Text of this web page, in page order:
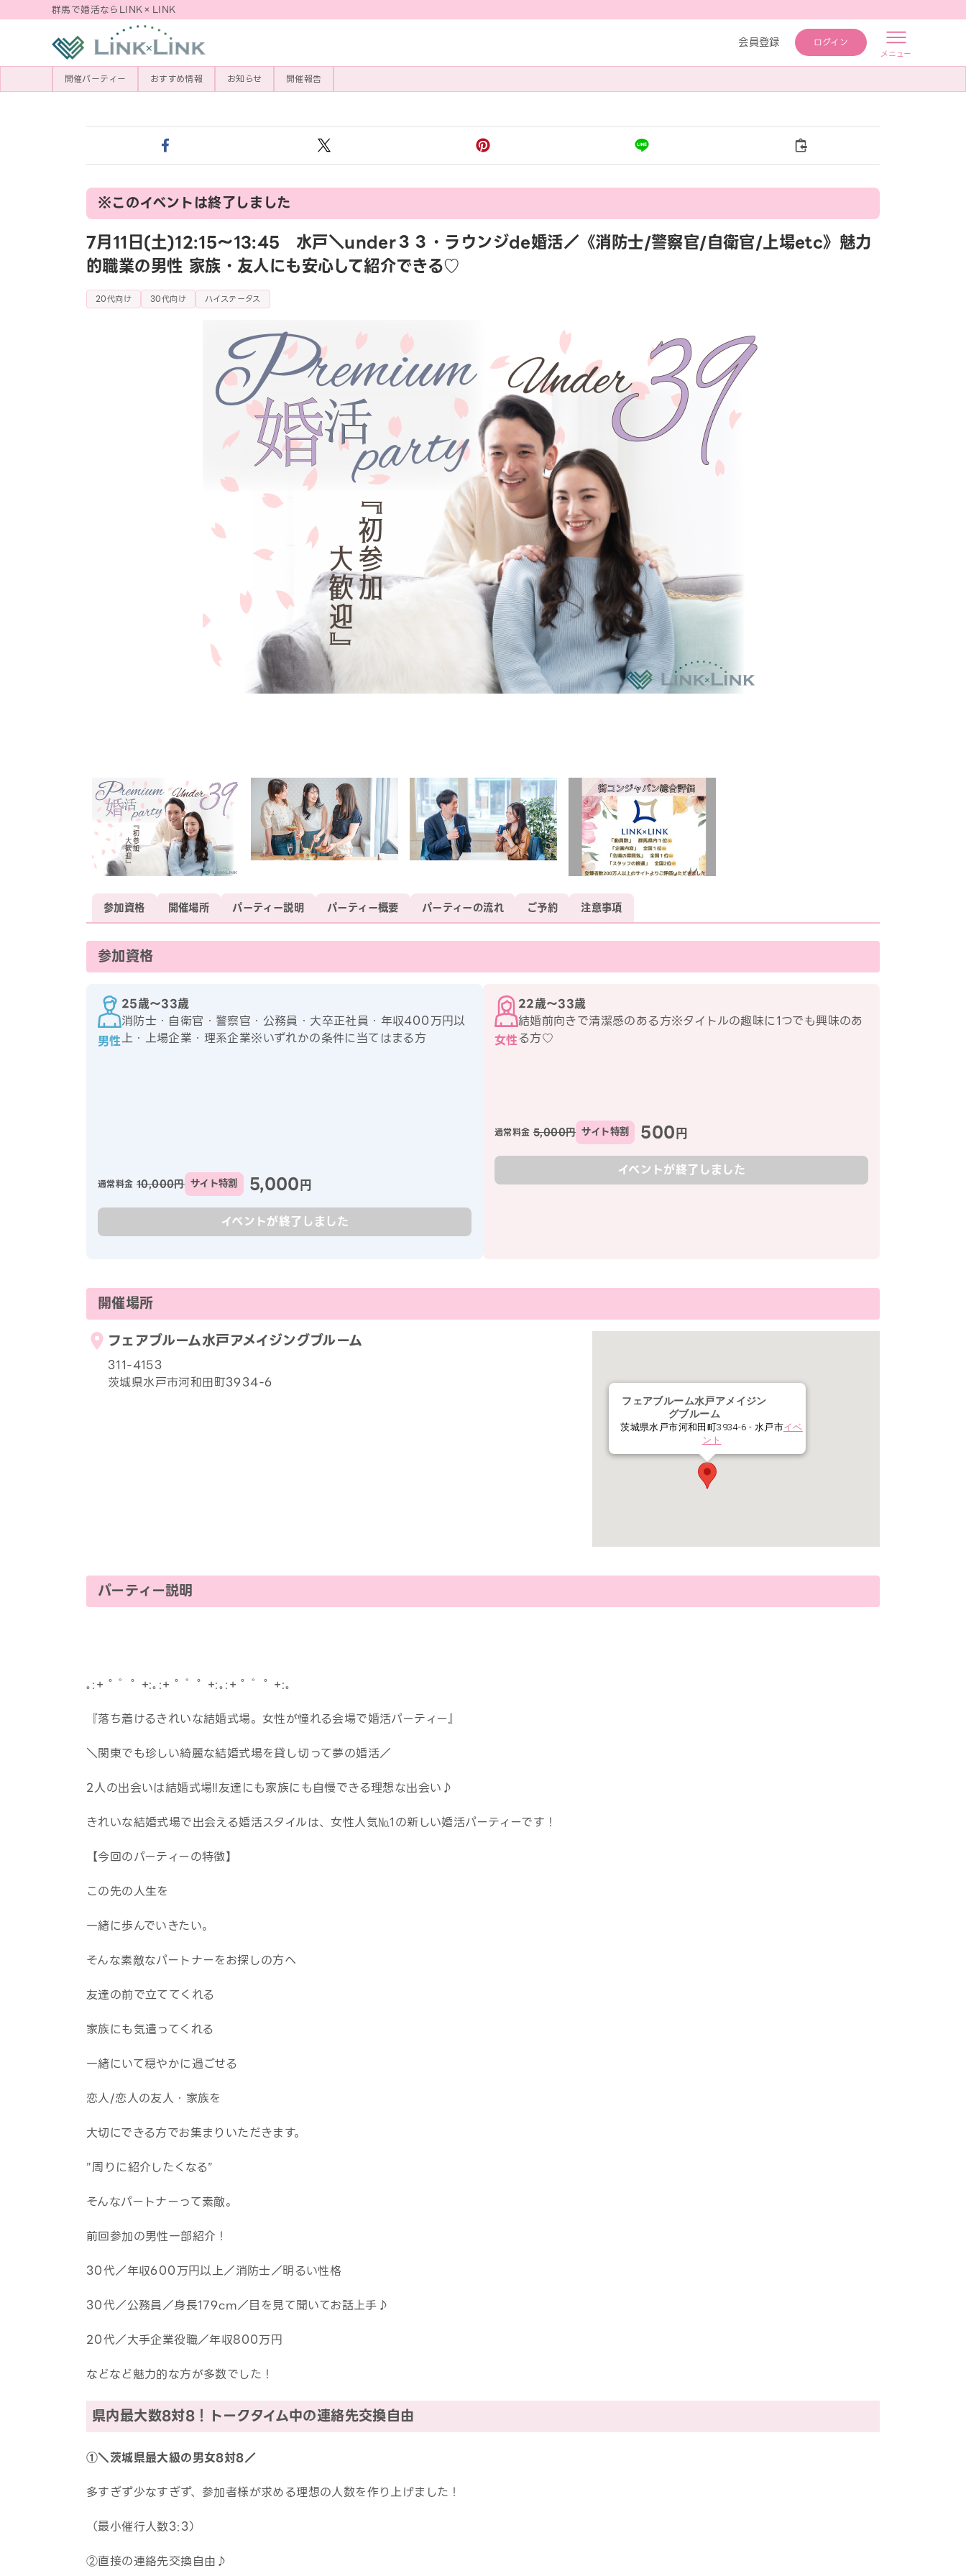
群馬で婚活ならLINK×LINK
メニュー
会員登録 ログイン
開催パーティー おすすめ情報 お知らせ 開催報告
※このイベントは終了しました
7月11日(土)12:15〜13:45 水戸＼under３３・ラウンジde婚活／《消防士/警察官/自衛官/上場etc》魅力
的職業の男性 家族・友人にも安心して紹介できる♡
20代向け 30代向け ハイステータス
参加資格 開催場所 パーティー説明 パーティー概要 パーティーの流れ ご予約 注意事項
参加資格
男性
25歳〜33歳
消防士・自衛官・警察官・公務員・大卒正社員・年収400万円以
上・上場企業・理系企業※いずれかの条件に当てはまる方
通常料金 10,000円 サイト特割 5,000円
イベントが終了しました
女性
22歳〜33歳
結婚前向きで清潔感のある方※タイトルの趣味に1つでも興味のあ
る方♡
通常料金 5,000円 サイト特割 500円
イベントが終了しました
開催場所
フェアブルーム水戸アメイジングブルーム
311-4153
茨城県水戸市河和田町3934-6
フェアブルーム水戸アメイジン
グブルーム
茨城県水戸市河和田町3934-6 - 水戸市イベ
ント
パーティー説明
｡:+ ﾟ ゜ﾟ +:｡:+ ﾟ ゜ﾟ +:｡:+ ﾟ ゜ﾟ +:｡
『落ち着けるきれいな結婚式場。女性が憧れる会場で婚活パーティー』
＼関東でも珍しい綺麗な結婚式場を貸し切って夢の婚活／
2人の出会いは結婚式場‼友達にも家族にも自慢できる理想な出会い♪
きれいな結婚式場で出会える婚活スタイルは、女性人気№1の新しい婚活パーティーです！
【今回のパーティーの特徴】
この先の人生を
一緒に歩んでいきたい。
そんな素敵なパートナーをお探しの方へ
友達の前で立ててくれる
家族にも気遣ってくれる
一緒にいて穏やかに過ごせる
恋人/恋人の友人・家族を
大切にできる方でお集まりいただきます。
”周りに紹介したくなる”
そんなパートナーって素敵。
前回参加の男性一部紹介！
30代／年収600万円以上／消防士／明るい性格
30代／公務員／身長179cm／目を見て聞いてお話上手♪
20代／大手企業役職／年収800万円
などなど魅力的な方が多数でした！
県内最大数8対8！トークタイム中の連絡先交換自由
①＼茨城県最大級の男女8対8／
多すぎず少なすぎず、参加者様が求める理想の人数を作り上げました！
（最小催行人数3:3）
②直接の連絡先交換自由♪